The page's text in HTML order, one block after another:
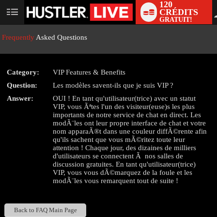
User
120
CRÉDITS
GRATUIT!
Frequently Asked Questions
Category:
VIP Features & Benefits
Question:
Les modèles savent-ils que je suis VIP ?
Answer:
OUI ! En tant qu'utilisateur(trice) avec un statut
VIP, vous Ãªtes l'un des visiteur(euse)s les plus
importants de notre service de chat en direct. Les
modÃ¨les ont leur propre interface de chat et votre
nom apparaÃ®t dans une couleur diffÃ©rente afin
qu'ils sachent que vous mÃ©ritez toute leur
attention ! Chaque jour, des dizaines de milliers
d'utilisateurs se connectent Ã nos salles de
discussion gratuites. En tant qu'utilisateur(trice)
VIP, vous vous dÃ©marquez de la foule et les
modÃ¨les vous remarquent tout de suite !
Back to FAQ Main Page
LIMITED TIME OFFER!